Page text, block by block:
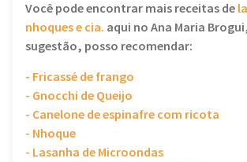
Você pode encontrar mais receitas de
nhoques e cia. aqui no Ana Maria
sugestão, posso recomendar:
- Fricassé de frango
- Gnocchi de Queijo
- Canelone de espinafre com ricota
- Nhoque
- Lasanha de Microondas